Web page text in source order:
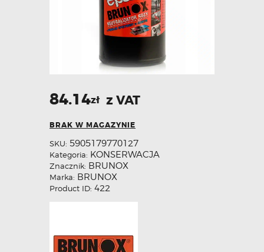
84.14zł z VAT
BRAK W MAGAZYNIE
SKU: 5905179770127
Kategoria: KONSERWACJA
Znacznik: BRUNOX
Marka: BRUNOX
Product ID: 422